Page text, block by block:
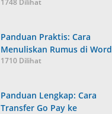
1748 Dilihat
Panduan Praktis: Cara
Menuliskan Rumus di Word
1710 Dilihat
Panduan Lengkap: Cara
Transfer Go Pay ke